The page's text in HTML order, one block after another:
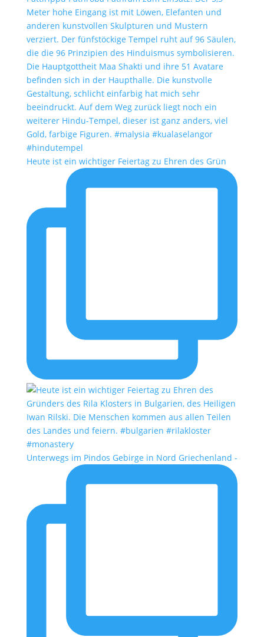
Heute ist ein wichtiger Feiertag zu Ehren des Grün
Unterwegs im Pindos Gebirge in Nord Griechenland -